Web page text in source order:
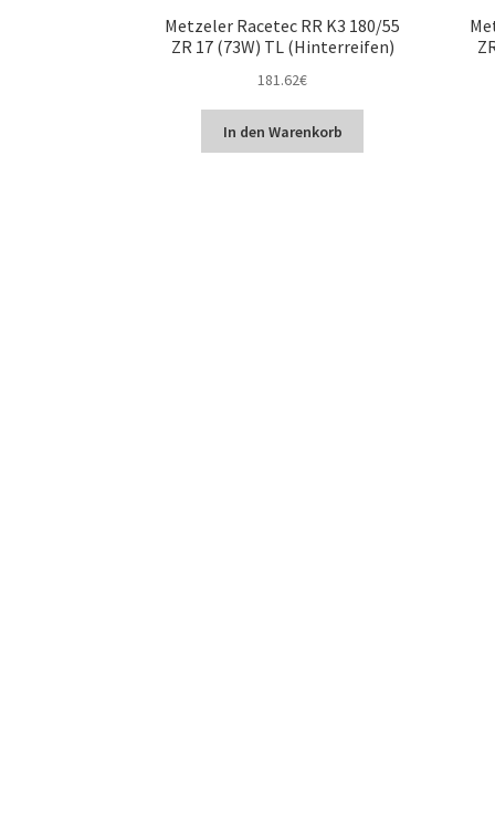
Metzeler Racetec RR K3 180/55
ZR 17 (73W) TL (Hinterreifen)
181.62€
In den Warenkorb